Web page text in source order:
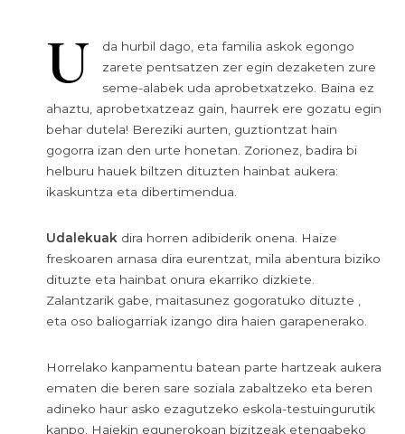
U
da hurbil dago, eta familia askok egongo
zarete pentsatzen zer egin dezaketen zure
seme-alabek uda aprobetxatzeko. Baina ez
ahaztu, aprobetxatzeaz gain, haurrek ere gozatu egin
behar dutela! Bereziki aurten, guztiontzat hain
gogorra izan den urte honetan. Zorionez, badira bi
helburu hauek biltzen dituzten hainbat aukera:
ikaskuntza eta dibertimendua.
Udalekuak dira horren adibiderik onena. Haize
freskoaren arnasa dira eurentzat, mila abentura biziko
dituzte eta hainbat onura ekarriko dizkiete.
Zalantzarik gabe, maitasunez gogoratuko dituzte ,
eta oso baliogarriak izango dira haien garapenerako.
Horrelako kanpamentu batean parte hartzeak aukera
ematen die beren sare soziala zabaltzeko eta beren
adineko haur asko ezagutzeko eskola-testuingurutik
kanpo. Haiekin egunerokoan bizitzeak etengabeko